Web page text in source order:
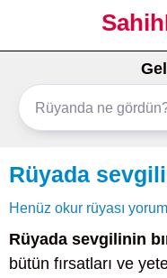
Rüyada
Henüz okur rüyası
Rüyada sevgilinin
bütün fırsatları ve